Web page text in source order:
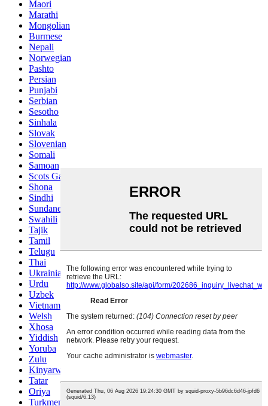
Maori
Marathi
Mongolian
Burmese
Nepali
Norwegian
Pashto
Persian
Punjabi
Serbian
Sesotho
Sinhala
Slovak
Slovenian
Somali
Samoan
Scots Gaelic
Shona
Sindhi
Sundanese
Swahili
Tajik
Tamil
Telugu
Thai
Ukrainian
Urdu
Uzbek
Vietnamese
Welsh
Xhosa
Yiddish
Yoruba
Zulu
Kinyarwanda
Tatar
Oriya
Turkmen